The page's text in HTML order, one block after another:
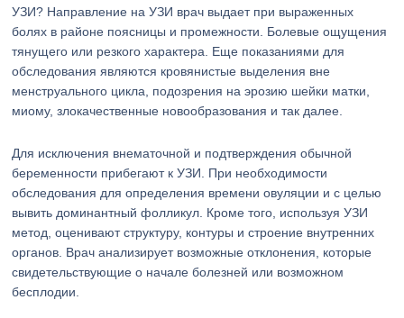
УЗИ? Направление на УЗИ врач выдает при выраженных
болях в районе поясницы и промежности. Болевые ощущения
тянущего или резкого характера. Еще показаниями для
обследования являются кровянистые выделения вне
менструального цикла, подозрения на эрозию шейки матки,
миому, злокачественные новообразования и так далее.
Для исключения внематочной и подтверждения обычной
беременности прибегают к УЗИ. При необходимости
обследования для определения времени овуляции и с целью
вывить доминантный фолликул. Кроме того, используя УЗИ
метод, оценивают структуру, контуры и строение внутренних
органов. Врач анализирует возможные отклонения, которые
свидетельствующие о начале болезней или возможном
бесплодии.